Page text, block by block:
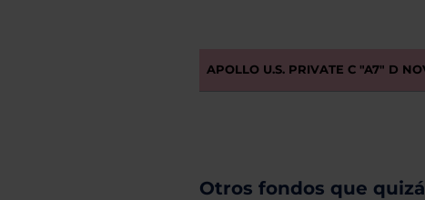
APOLLO U.S. PRIVATE C "A7" D
Otros fondos que